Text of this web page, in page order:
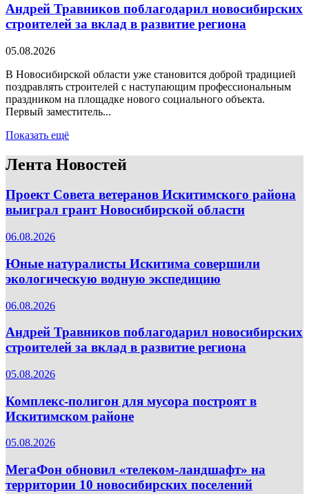
Андрей Травников поблагодарил новосибирских
строителей за вклад в развитие региона
05.08.2026
В Новосибирской области уже становится доброй традицией
поздравлять строителей с наступающим профессиональным
праздником на площадке нового социального объекта.
Первый заместитель...
Показать ещё
Лента Новостей
Проект Совета ветеранов Искитимского района
выиграл грант Новосибирской области
06.08.2026
Юные натуралисты Искитима совершили
экологическую водную экспедицию
06.08.2026
Андрей Травников поблагодарил новосибирских
строителей за вклад в развитие региона
05.08.2026
Комплекс-полигон для мусора построят в
Искитимском районе
05.08.2026
МегаФон обновил «телеком-ландшафт» на
территории 10 новосибирских поселений